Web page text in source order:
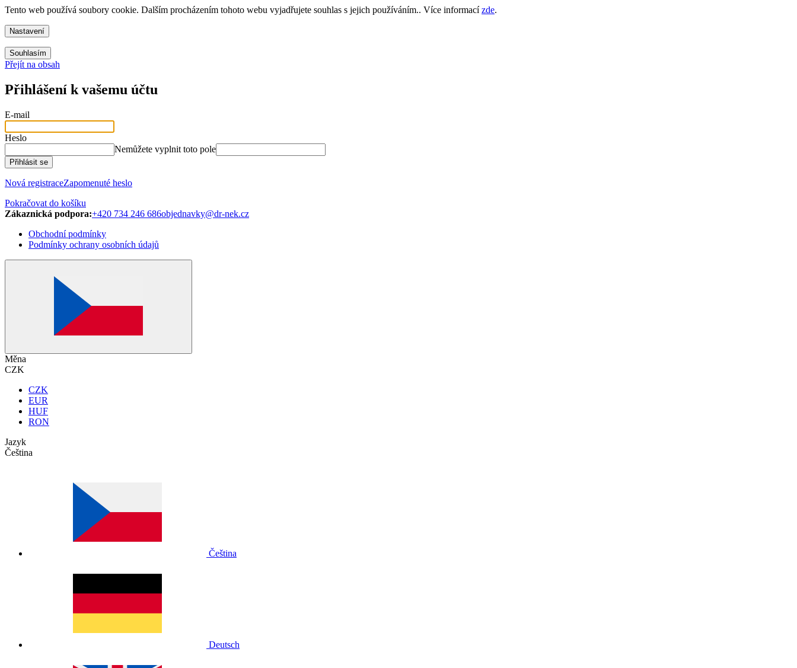
Tento web používá soubory cookie. Dalším procházením tohoto webu vyjadřujete souhlas s jejich používáním.. Více informacízde.
Nastavení
Souhlasím
Přejít na obsah
Přihlášení k vašemu účtu
E-mail
Heslo
Nemůžete vyplnit toto pole
Přihlásit se
Nová registraceZapomenuté heslo
Pokračovat do košíku
Zákaznická podpora:+420 734 246 686objednavky@dr-nek.cz
Obchodní podmínky
Podmínky ochrany osobních údajů
Měna
CZK
CZK
EUR
HUF
RON
Jazyk
Čeština
Čeština
Deutsch